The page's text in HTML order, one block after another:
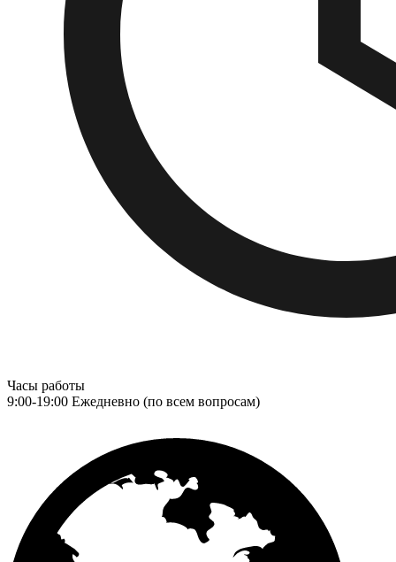
Часы работы
9:00-19:00 Ежедневно (по всем вопросам)